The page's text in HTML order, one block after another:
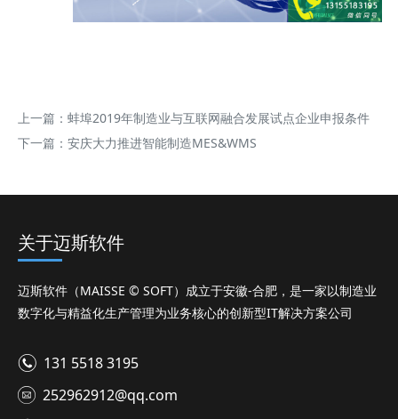
上一篇： 蚌埠2019年制造业与互联网融合发展试点企业申报条件
下一篇： 安庆大力推进智能制造MES&WMS
关于迈斯软件
迈斯软件（MAISSE © SOFT）成立于安徽-合肥，是一家以制造业
数字化与精益化生产管理为业务核心的创新型IT解决方案公司
131 5518 3195
252962912@qq.com